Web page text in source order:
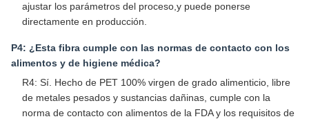
ajustar los parámetros del proceso,y puede ponerse
directamente en producción.
P4: ¿Esta fibra cumple con las normas de contacto con los
alimentos y de higiene médica?
R4: Sí. Hecho de PET 100% virgen de grado alimenticio, libre
de metales pesados y sustancias dañinas, cumple con la
norma de contacto con alimentos de la FDA y los requisitos de